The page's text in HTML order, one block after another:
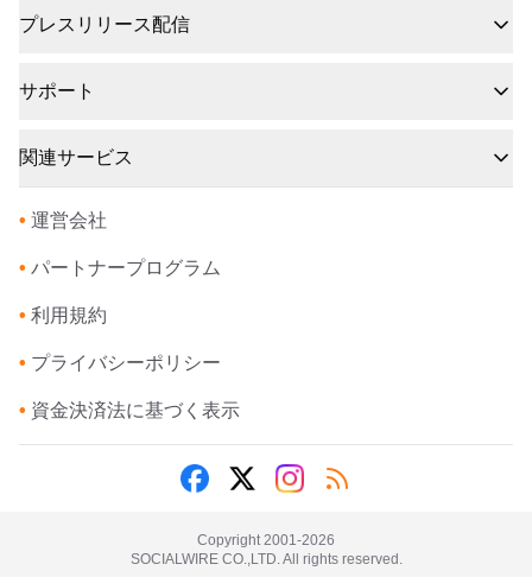
プレスリリース配信
サポート
関連サービス
• 運営会社
• パートナープログラム
• 利用規約
• プライバシーポリシー
• 資金決済法に基づく表示
Copyright 2001-2026
SOCIALWIRE CO.,LTD. All rights reserved.